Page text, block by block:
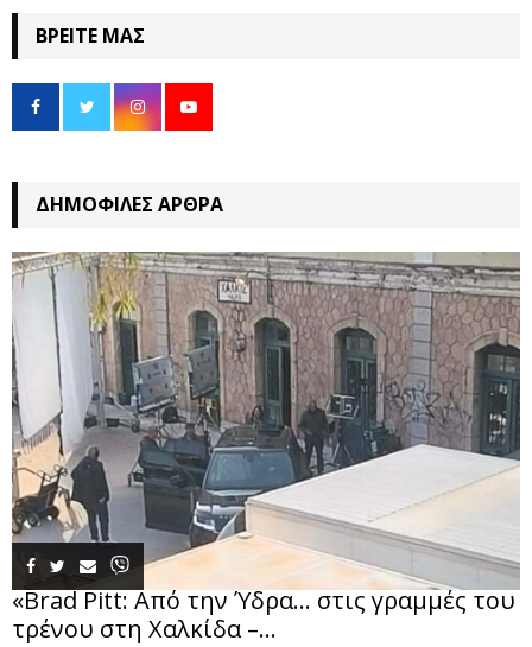
ΒΡΕΊΤΕ ΜΑΣ
ΔΗΜΟΦΙΛΈΣ ΆΡΘΡΑ
«Brad Pitt: Από την Ύδρα… στις γραμμές του
τρένου στη Χαλκίδα –...